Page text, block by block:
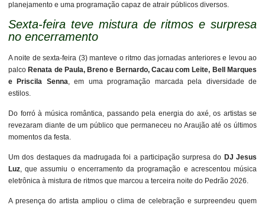
planejamento e uma programação capaz de atrair públicos diversos.
Sexta-feira teve mistura de ritmos e surpresa
no encerramento
A noite de sexta-feira (3) manteve o ritmo das jornadas anteriores e levou ao
palco Renata de Paula, Breno e Bernardo, Cacau com Leite, Bell Marques
e Priscila Senna, em uma programação marcada pela diversidade de
estilos.
Do forró à música romântica, passando pela energia do axé, os artistas se
revezaram diante de um público que permaneceu no Araujão até os últimos
momentos da festa.
Um dos destaques da madrugada foi a participação surpresa do DJ Jesus
Luz, que assumiu o encerramento da programação e acrescentou música
eletrônica à mistura de ritmos que marcou a terceira noite do Pedrão 2026.
A presença do artista ampliou o clima de celebração e surpreendeu quem